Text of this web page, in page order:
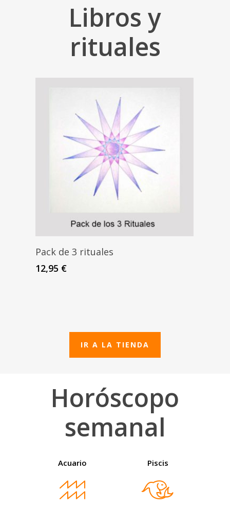
Libros y
rituales
Pack de 3 rituales
12,95 €
IR A LA TIENDA
Horóscopo
semanal
Acuario Piscis